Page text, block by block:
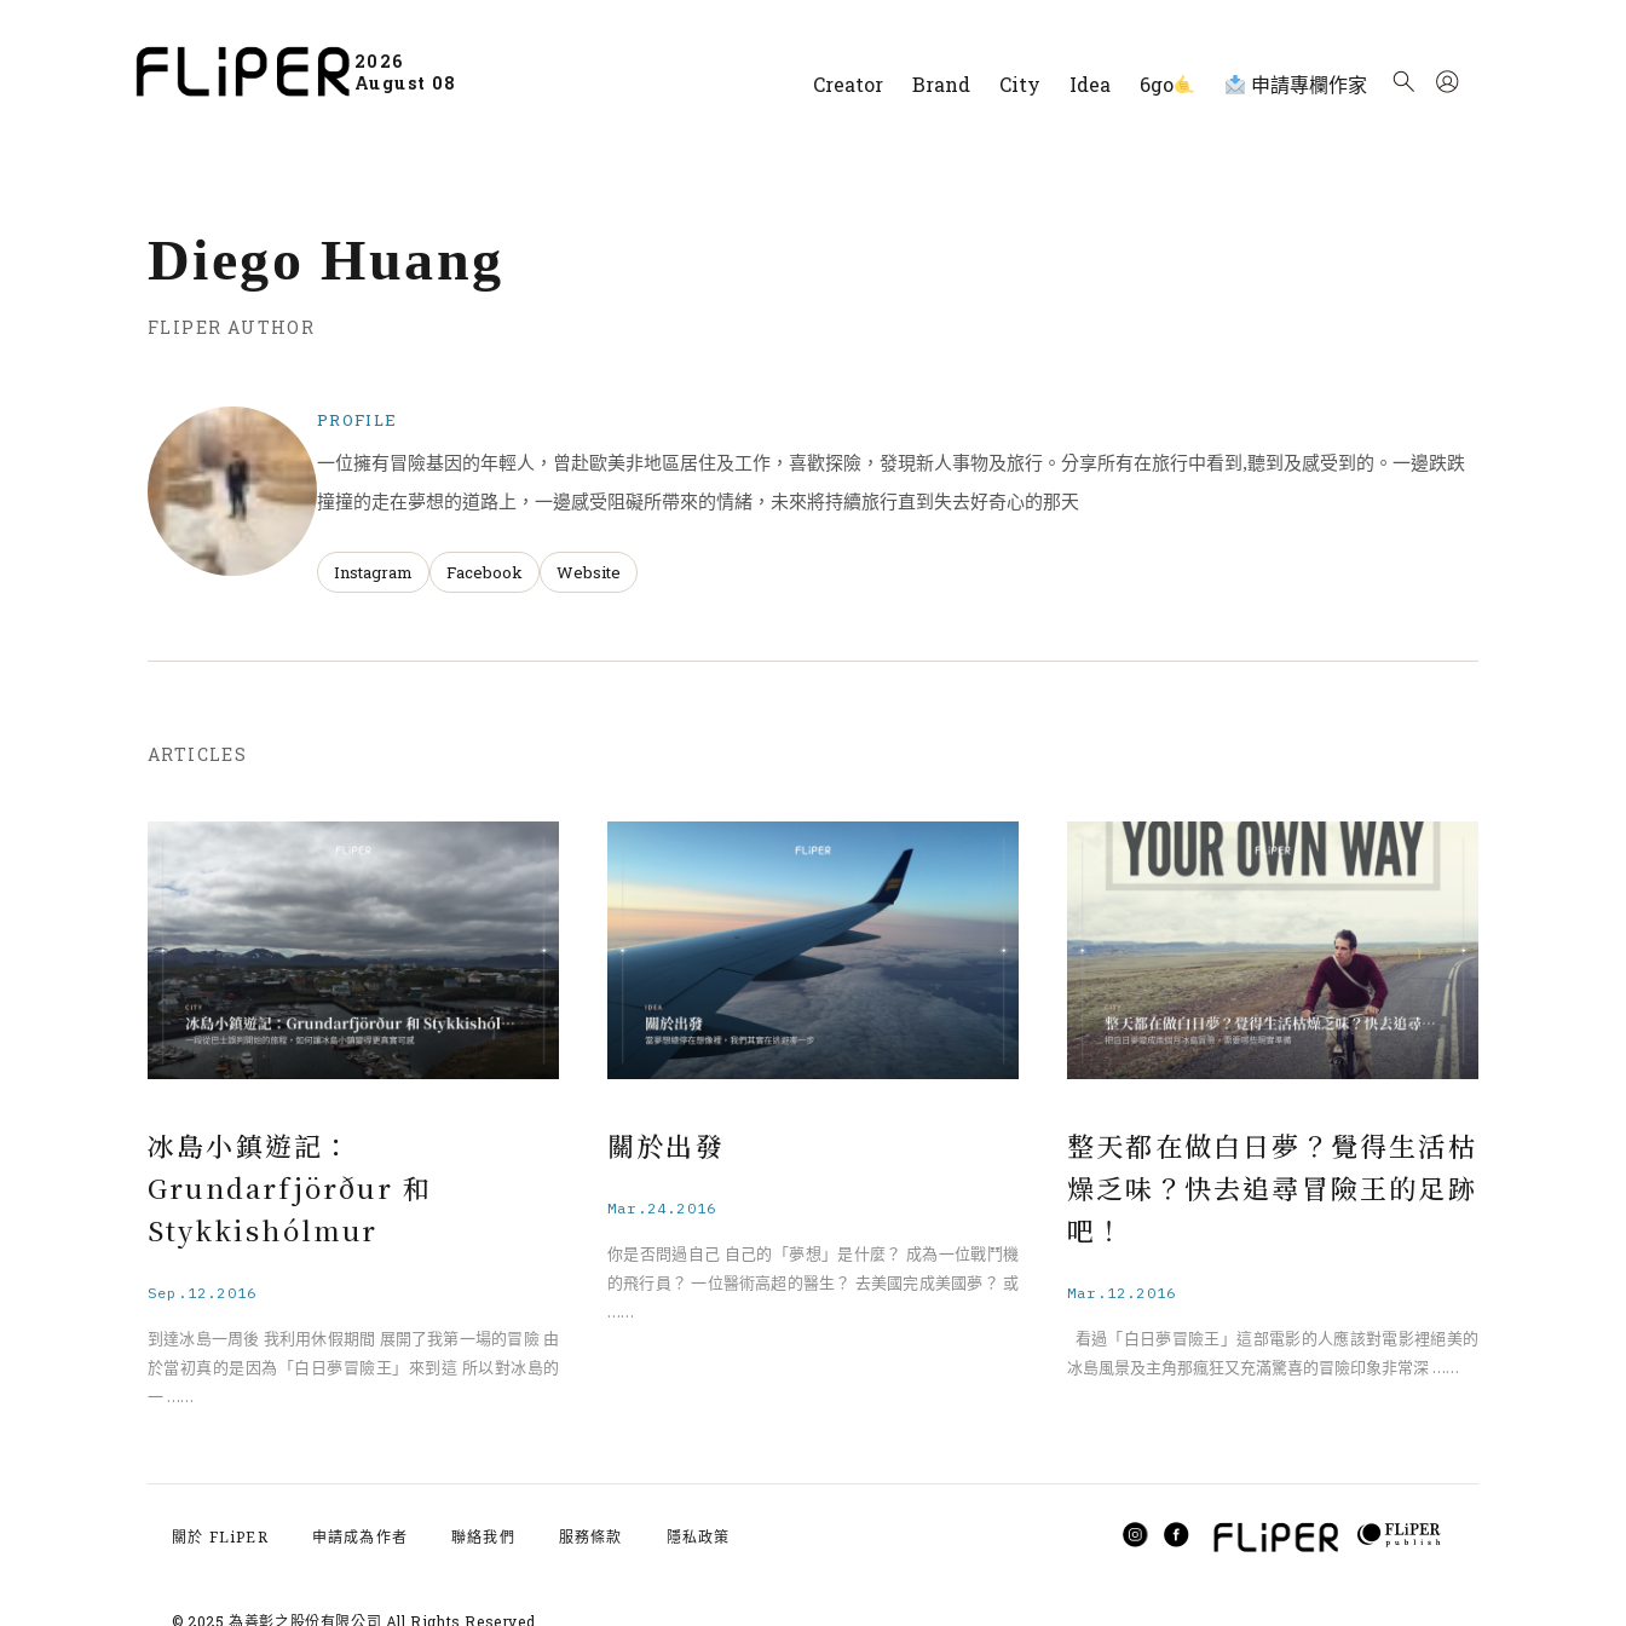
2026
August 08
Creator Brand City Idea 6go 申請專欄作家
Diego Huang
FLIPER AUTHOR
PROFILE
一位擁有冒險基因的年輕人，曾赴歐美非地區居住及工作，喜歡探險，發現新人事物及旅行。分享所有在旅行中看到,聽到及感受到的。一邊跌跌
撞撞的走在夢想的道路上，一邊感受阻礙所帶來的情緒，未來將持續旅行直到失去好奇心的那天
Instagram Facebook Website
ARTICLES
冰島小鎮遊記：
Grundarfjörður 和
Stykkishólmur
Sep.12.2016
到達冰島一周後 我利用休假期間 展開了我第一場的冒險 由
於當初真的是因為「白日夢冒險王」來到這 所以對冰島的
一 ……
關於出發
Mar.24.2016
你是否問過自己 自己的「夢想」是什麼？ 成為一位戰鬥機
的飛行員？ 一位醫術高超的醫生？ 去美國完成美國夢？ 或
……
整天都在做白日夢？覺得生活枯
燥乏味？快去追尋冒險王的足跡
吧！
Mar.12.2016
看過「白日夢冒險王」這部電影的人應該對電影裡絕美的
冰島風景及主角那瘋狂又充滿驚喜的冒險印象非常深 ……
關於 FLiPER 申請成為作者 聯絡我們 服務條款 隱私政策
© 2025 為善彰之股份有限公司 All Rights Reserved.